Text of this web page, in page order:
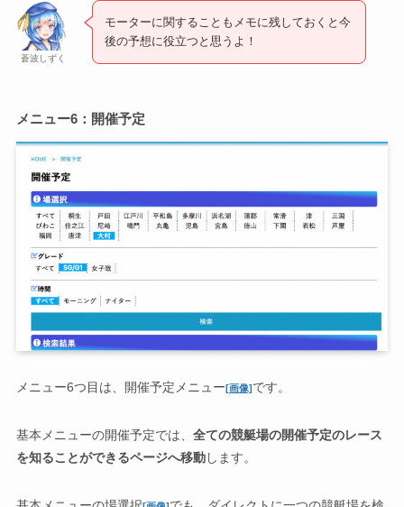
蒼波しずく
モーターに関することもメモに残しておくと今
後の予想に役立つと思うよ！
メニュー6：開催予定
メニュー6つ目は、開催予定メニュー[画像]です。
基本メニューの開催予定では、 全ての競艇場の開催予定のレース
を知ることができるページへ移動します。